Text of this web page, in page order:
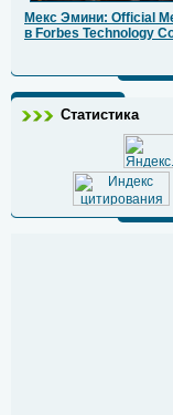
Мекс Эмини: Official
в Forbes Technology
Статистика